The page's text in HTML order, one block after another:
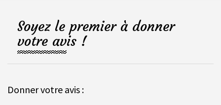
Soyez le premier à donner
votre avis !
Donner votre avis :